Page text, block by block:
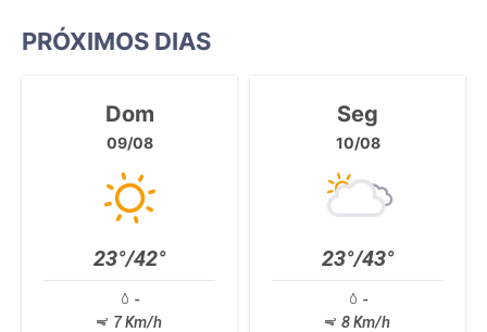
PRÓXIMOS DIAS
Dom
09/08
23°/42°
-
7 Km/h
Seg
10/08
23°/43°
-
8 Km/h